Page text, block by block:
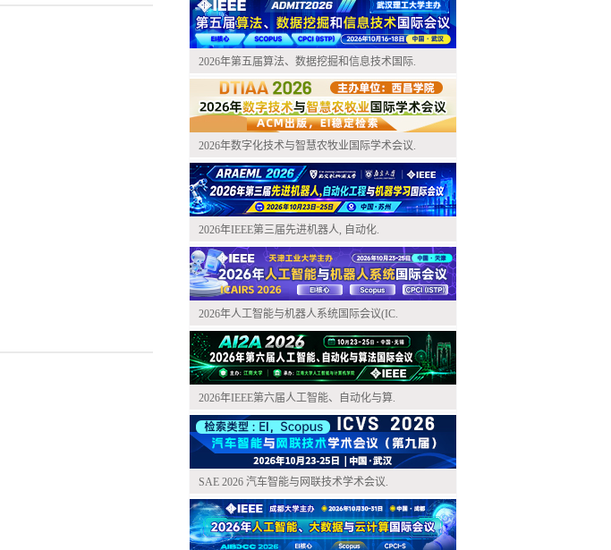
2026年第五届算法、数据挖掘和信息技术国际.
2026年数字化技术与智慧农牧业国际学术会议.
2026年IEEE第三届先进机器人, 自动化.
2026年人工智能与机器人系统国际会议(IC.
2026年IEEE第六届人工智能、自动化与算.
SAE 2026 汽车智能与网联技术学术会议.